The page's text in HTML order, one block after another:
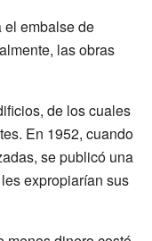
el embalse de
las obras
de los cuales
En 1952, cuando
se publicó una
expropiarían sus